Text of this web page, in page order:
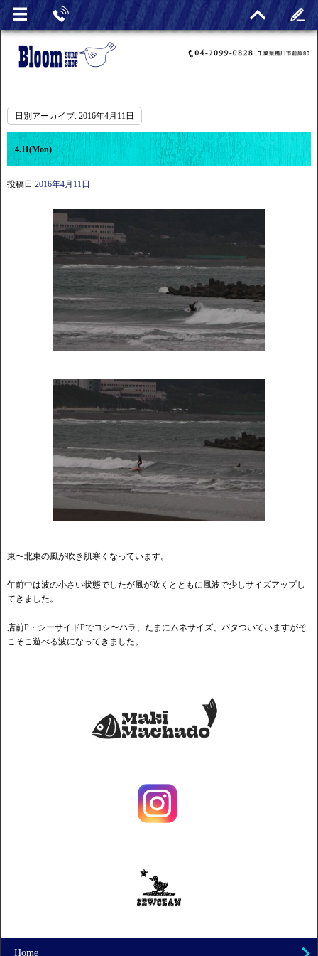
日別アーカイブ: 2016年4月11日
4.11(Mon)
投稿日 2016年4月11日
東〜北東の風が吹き肌寒くなっています。
午前中は波の小さい状態でしたが風が吹くとともに風波で少しサイズアップし
てきました。
店前P・シーサイドPでコシ〜ハラ、たまにムネサイズ、バタついていますがそ
こそこ遊べる波になってきました。
Home